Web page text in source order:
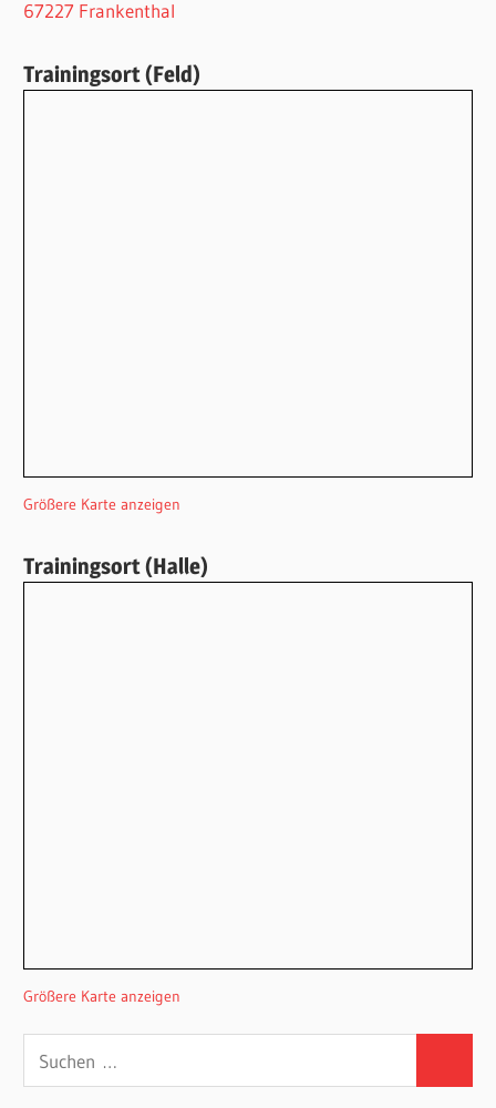
67227 Frankenthal
Trainingsort (Feld)
Größere Karte anzeigen
Trainingsort (Halle)
Größere Karte anzeigen
nach: